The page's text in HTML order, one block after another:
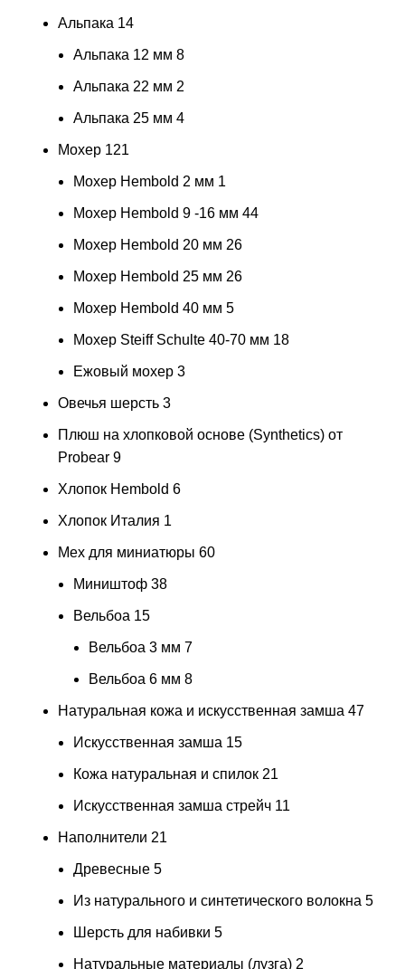
Альпака 14
Альпака 12 мм 8
Альпака 22 мм 2
Альпака 25 мм 4
Мохер 121
Мохер Hembold 2 мм 1
Мохер Hembold 9 -16 мм 44
Мохер Hembold 20 мм 26
Мохер Hembold 25 мм 26
Мохер Hembold 40 мм 5
Мохер Steiff Schulte 40-70 мм 18
Ежовый мохер 3
Овечья шерсть 3
Плюш на хлопковой основе (Synthetics) от
Probear 9
Хлопок Hembold 6
Хлопок Италия 1
Мех для миниатюры 60
Миништоф 38
Вельбоа 15
Вельбоа 3 мм 7
Вельбоа 6 мм 8
Натуральная кожа и искусственная замша 47
Искусственная замша 15
Кожа натуральная и спилок 21
Искусственная замша стрейч 11
Наполнители 21
Древесные 5
Из натурального и синтетического волокна 5
Шерсть для набивки 5
Натуральные материалы (лузга) 2